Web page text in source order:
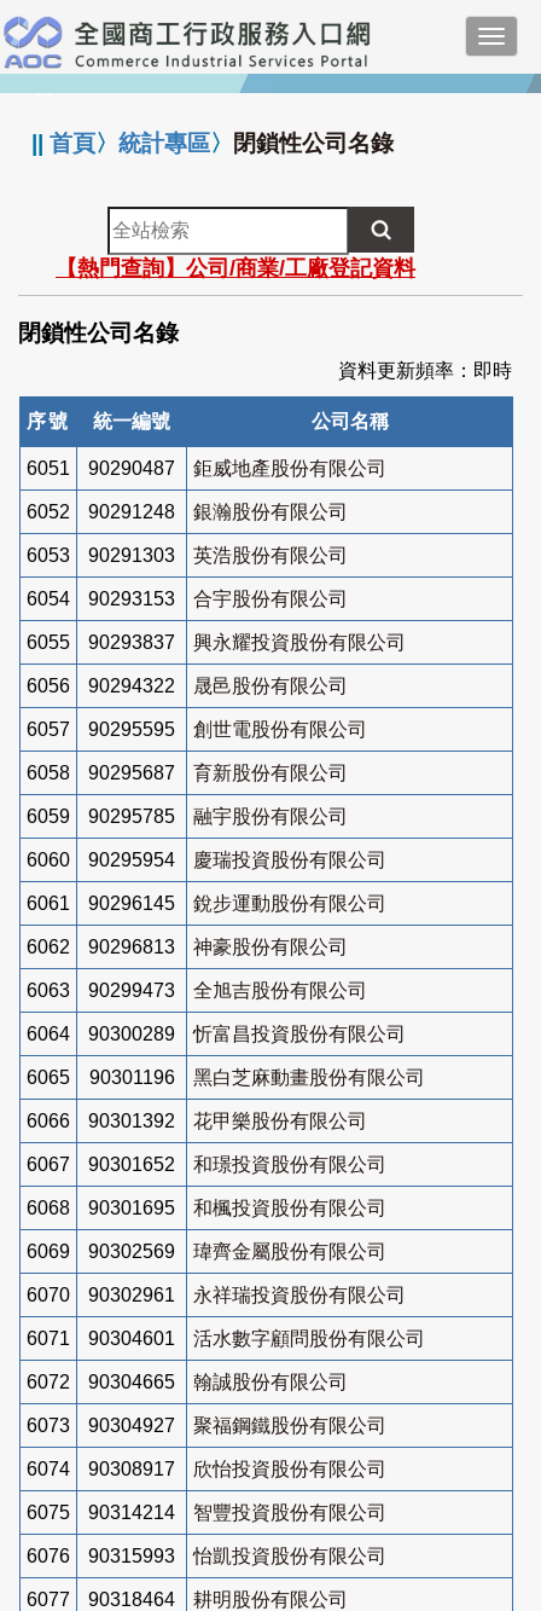
跳
到
主
要
:::
||首頁〉統計專區〉 閉鎖性公司名錄
全
站
檢
索
【熱門查詢】公司/商業/工廠登記資料
閉鎖性公司名錄
資料更新頻率：即時
序號 統一編號 公司名稱
6051 90290487 鉅威地產股份有限公司
6052 90291248 銀瀚股份有限公司
6053 90291303 英浩股份有限公司
6054 90293153 合宇股份有限公司
6055 90293837 興永耀投資股份有限公司
6056 90294322 晟邑股份有限公司
6057 90295595 創世電股份有限公司
6058 90295687 育新股份有限公司
6059 90295785 融宇股份有限公司
6060 90295954 慶瑞投資股份有限公司
6061 90296145 銳步運動股份有限公司
6062 90296813 神豪股份有限公司
6063 90299473 全旭吉股份有限公司
6064 90300289 忻富昌投資股份有限公司
6065 90301196 黑白芝麻動畫股份有限公司
6066 90301392 花甲樂股份有限公司
6067 90301652 和璟投資股份有限公司
6068 90301695 和楓投資股份有限公司
6069 90302569 瑋齊金屬股份有限公司
6070 90302961 永祥瑞投資股份有限公司
6071 90304601 活水數字顧問股份有限公司
6072 90304665 翰誠股份有限公司
6073 90304927 聚福鋼鐵股份有限公司
6074 90308917 欣怡投資股份有限公司
6075 90314214 智豐投資股份有限公司
6076 90315993 怡凱投資股份有限公司
6077 90318464 耕明股份有限公司